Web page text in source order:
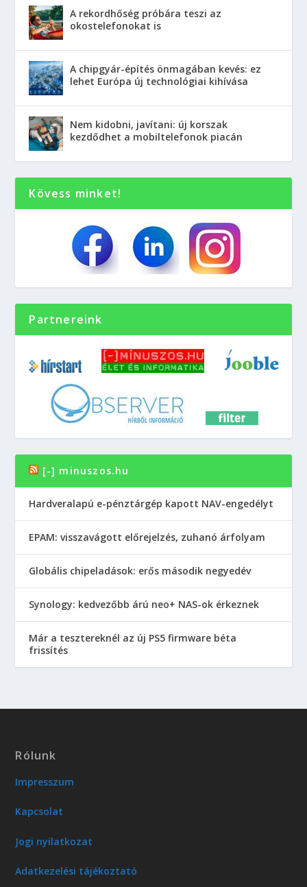
A rekordhőség próbára teszi az
okostelefonokat is
A chipgyár-építés önmagában kevés: ez
lehet Európa új technológiai kihívása
Nem kidobni, javítani: új korszak
kezdődhet a mobiltelefonok piacán
Kövess minket!
Partnereink
[-] minuszos.hu
Hardveralapú e-pénztárgép kapott NAV-engedélyt
EPAM: visszavágott előrejelzés, zuhanó árfolyam
Globális chipeladások: erős második negyedév
Synology: kedvezőbb árú neo+ NAS-ok érkeznek
Már a tesztereknél az új PS5 firmware béta
frissítés
Rólunk
Impresszum
Kapcsolat
Jogi nyilatkozat
Adatkezelési tájékoztató